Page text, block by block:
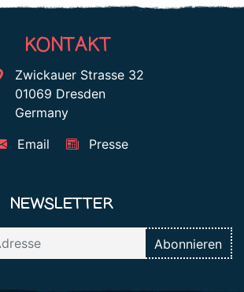
KONTAKT
Zwickauer Strasse 32
01069 Dresden
Germany
Email
Presse
NEWSLETTER